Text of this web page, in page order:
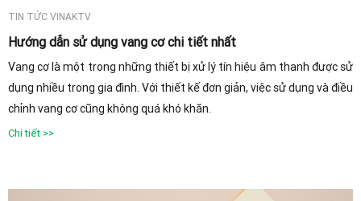
TIN TỨC VINAKTV
Hướng dẫn sử dụng vang cơ chi tiết nhất
Vang cơ là một trong những thiết bị xử lý tín hiệu âm thanh được sử
dụng nhiều trong gia đình. Với thiết kế đơn giản, việc sử dụng và điều
chỉnh vang cơ cũng không quá khó khăn.
Chi tiết >>